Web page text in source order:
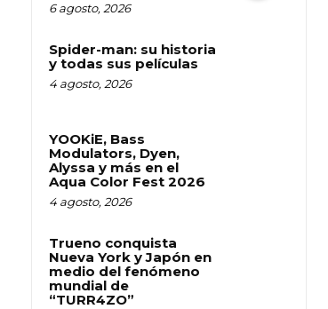
6 agosto, 2026
Spider-man: su historia
y todas sus películas
4 agosto, 2026
YOOKiE, Bass
Modulators, Dyen,
Alyssa y más en el
Aqua Color Fest 2026
4 agosto, 2026
Trueno conquista
Nueva York y Japón en
medio del fenómeno
mundial de
“TURR4ZO”